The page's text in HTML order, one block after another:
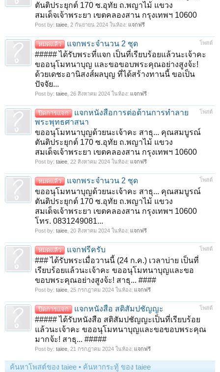
ตันติประยุกต์ 170 ซ.อุทัย ถ.พญาไม้ แขวง
สมเด็จเจ้าพระยา เขตคลองสาน กรุงเทพฯ 10600
Post by: taiee 2 กันยายน 2024 ในห้อง: แจกฟรี
โพสต์
หมดแล้ว
แจกพระจำนวน 2 ชุด
##### ได้รับพระที่แจก เป็นที่เรียบร้อยแล้วนะเจ้าคะ
ขออนุโมทนาบุญ และขอขอบพระคุณอย่างสูงจ้ะ!
ด้วยเดชะอานิสงส์ผลบุญ ที่ได้สร้างทานนี้ ขอเป็น
ปัจจัย...
Post by: taiee 26 สิงหาคม 2024 ในห้อง: แจกฟรี
โพสต์
ปิดการแจก
แจกหนังสือการต่อต้านการทำลาย
พระพุทธศาสนา
ขออนุโมทนาบุญด้วยนะเจ้าคะ สาธุ... คุณสมบูรณ์
ตันติประยุกต์ 170 ซ.อุทัย ถ.พญาไม้ แขวง
สมเด็จเจ้าพระยา เขตคลองสาน กรุงเทพฯ 10600
Post by: taiee 22 สิงหาคม 2024 ในห้อง: แจกฟรี
โพสต์
หมดแล้ว
แจกพระจำนวน 2 ชุด
ขออนุโมทนาบุญด้วยนะเจ้าคะ สาธุ... คุณสมบูรณ์
ตันติประยุกต์ 170 ซ.อุทัย ถ.พญาไม้ แขวง
สมเด็จเจ้าพระยา เขตคลองสาน กรุงเทพฯ 10600
โทร. 0831249081...
Post by: taiee 20 สิงหาคม 2024 ในห้อง: แจกฟรี
โพสต์
หมดแล้ว
แจกฟรีครับ
### ได้รับพระเมื่อวานนี้ (24 ก.ค.) เวลาบ่าย เป็นที่
เรียบร้อยแล้วนะเจ้าคะ ขออนุโมทนาบุญและขอ
ขอบพระคุณอย่างสูงจ้ะ! สาธุ... ####
Post by: taiee 25 กรกฎาคม 2024 ในห้อง: แจกฟรี
โพสต์
ปิดการแจก
แจกหนังสือ สติสัมปชัญญะ
##### ได้รับหนังสือ สติสัมปชัญญะเป็นที่เรียบร้อย
แล้วนะเจ้าคะ ขออนุโมทนาบุญและขอขอบพระคุณ
มากจ้ะ! สาธุ... #####
Post by: taiee 21 กรกฎาคม 2024 ในห้อง: แจกฟรี
ค้นหาโพสต์ของ taiee ค้นหากระทู้ ของ taiee